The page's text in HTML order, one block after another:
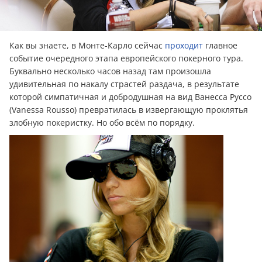
Как вы знаете, в Монте-Карло сейчас проходит главное
событие очередного этапа европейского покерного тура.
Буквально несколько часов назад там произошла
удивительная по накалу страстей раздача, в результате
которой симпатичная и добродушная на вид Ванесса Руссо
(Vanessa Rousso) превратилась в извергающую проклятья
злобную покеристку. Но обо всём по порядку.